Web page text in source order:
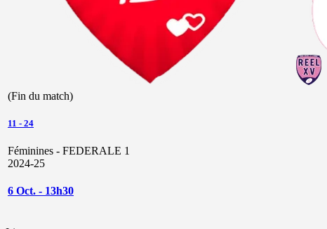
(Fin du match)
11 - 24
Féminines - FEDERALE 1
2024-25
6 Oct. - 13h30